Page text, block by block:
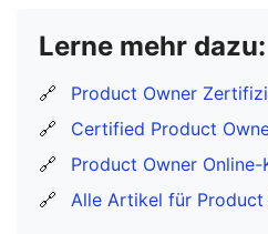
Lerne mehr dazu:
🔗
Product Owner
🔗
Certified Product
🔗
Product Owner Online-
🔗
Alle Artikel für Product